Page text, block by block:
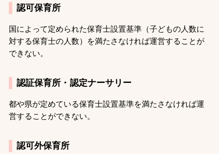
認可保育所
国によって定められた保育士設置基準（子どもの人数に
対する保育士の人数）を満たさなければ運営することが
できない。
認証保育所・認定ナーサリー
都や県が定めている保育士設置基準を満たさなければ運
営することができない。
認可外保育所